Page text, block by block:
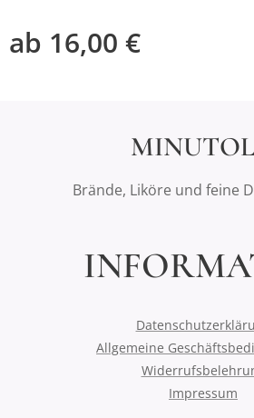
ab 16,00 €
Brände, Liköre und feine
Allgemeine
Impressum